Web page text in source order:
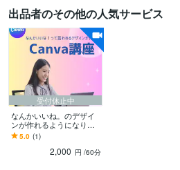
出品者のその他の人気サービス
受付休止中
なんかいいね。のデザイ
ンが作れるようになりま
す はじめてさん歓迎のCa
nva講座♪
5.0 (1)
2,000 円 /60分